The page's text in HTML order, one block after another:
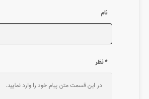
نام
* نظر